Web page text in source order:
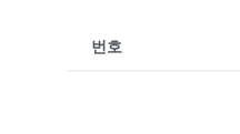
번호